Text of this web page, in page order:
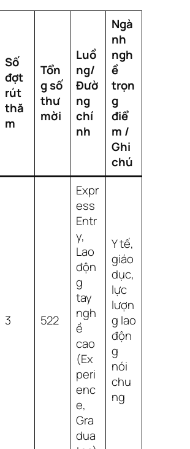
Số
đợt
rút
thă
m
Tổn
g số
thư
mời
Luồ
ng/
Đườ
ng
chí
nh
Ngà
nh
ngh
ề
trọn
g
điể
m /
Ghi
chú
3 522
Expr
ess
Entr
y,
Lao
độn
g
tay
ngh
ề
cao
(Ex
peri
enc
e,
Gra
dua
Y tế,
giáo
dục,
lực
lượn
g lao
độn
g
nói
chu
ng